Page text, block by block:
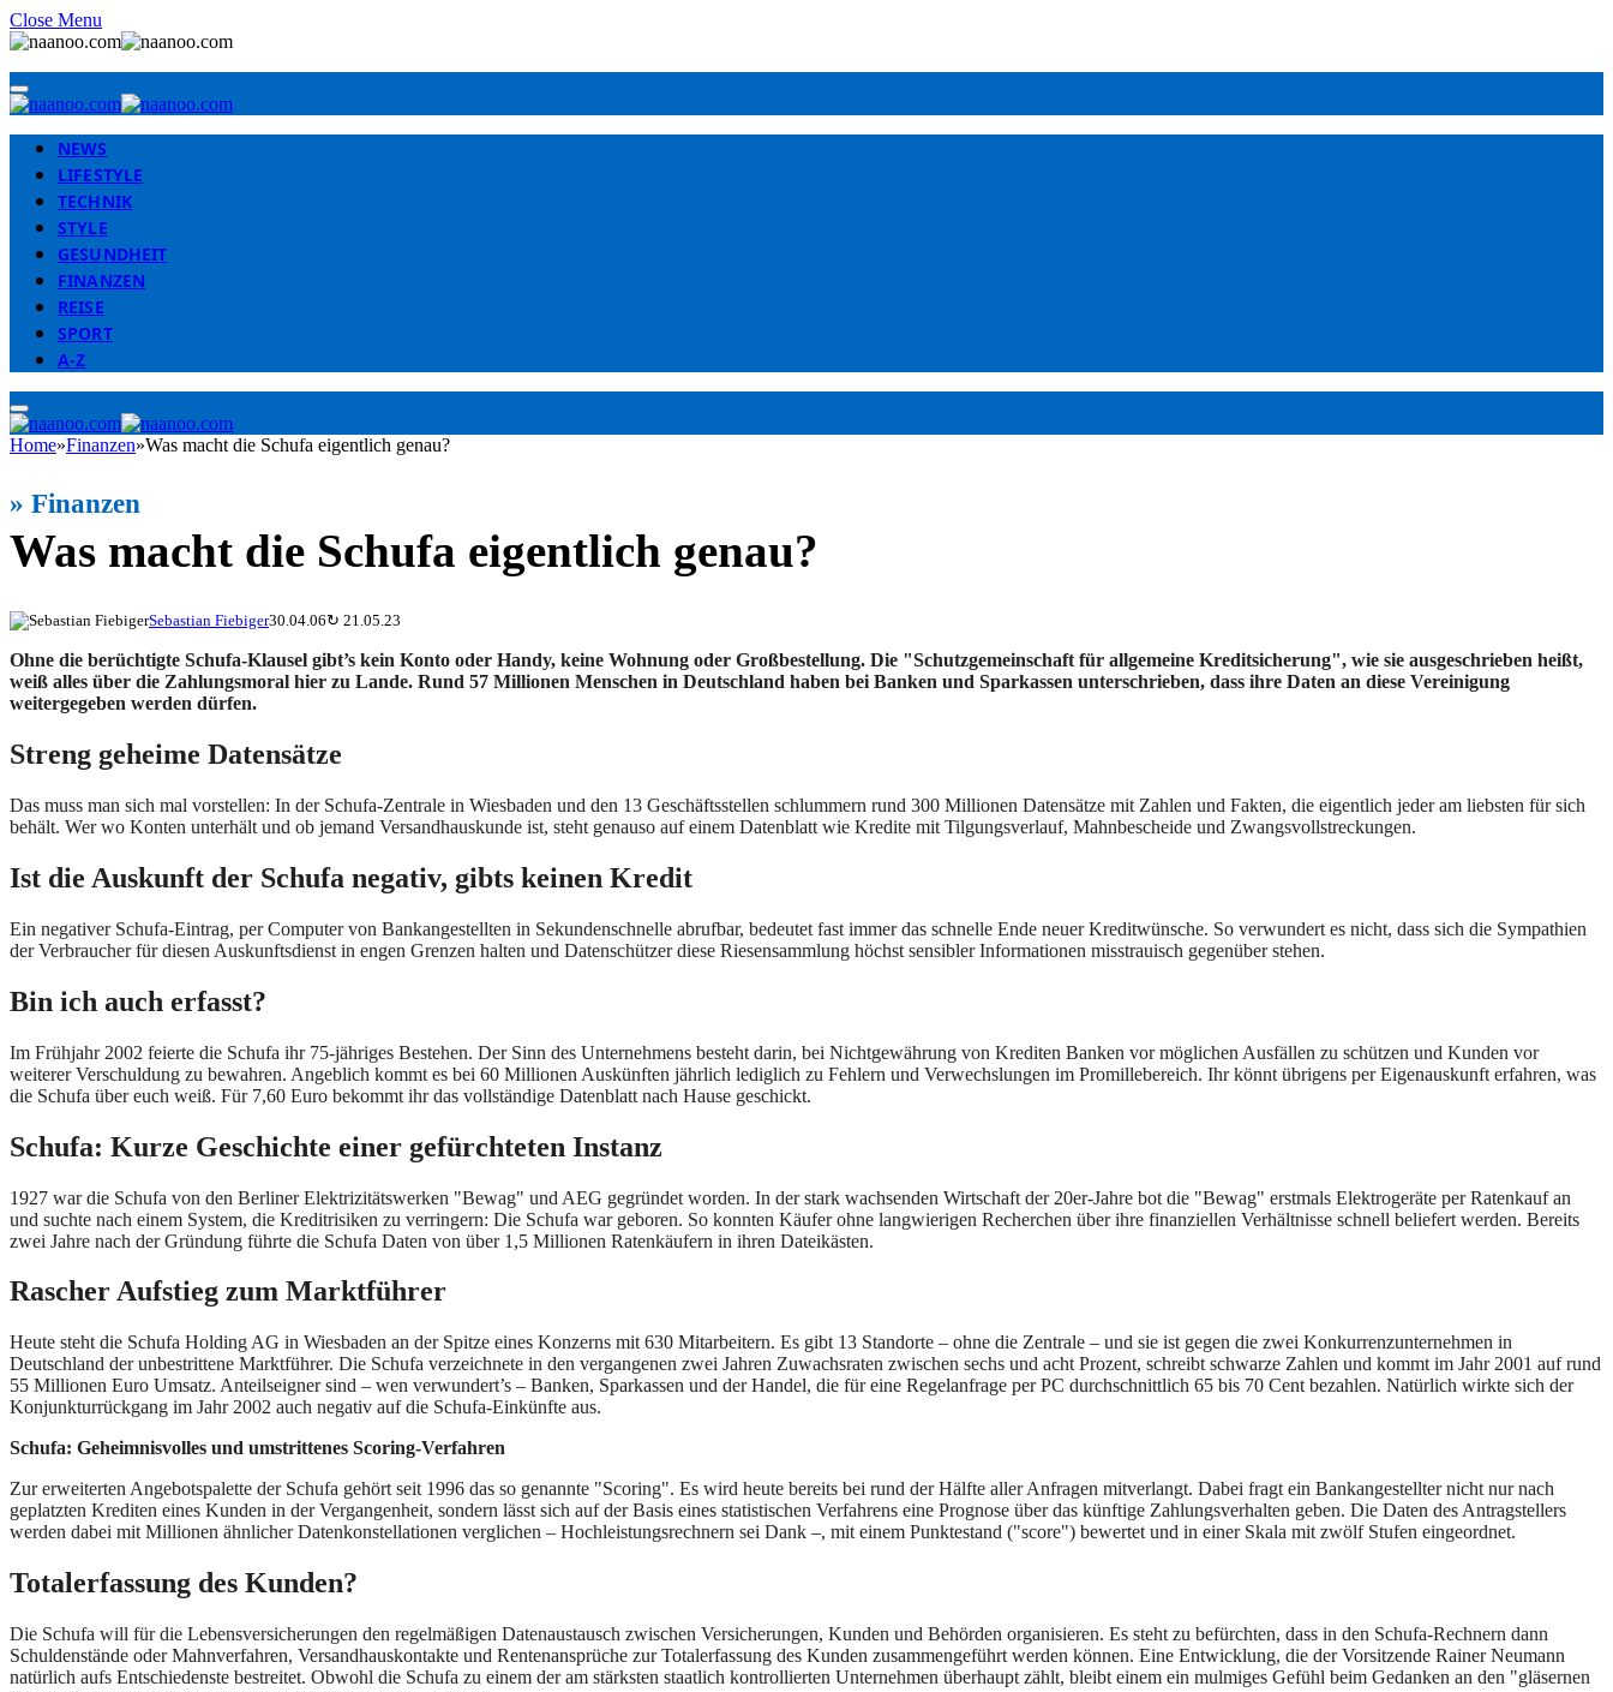
Close Menu
NEWS
LIFESTYLE
TECHNIK
STYLE
GESUNDHEIT
FINANZEN
REISE
SPORT
A-Z
Home»Finanzen»Was macht die Schufa eigentlich genau?
Was macht die Schufa eigentlich genau?
» Finanzen
Sebastian Fiebiger30.04.06↻ 21.05.23
Ohne die berüchtigte Schufa-Klausel gibt’s kein Konto oder Handy, keine Wohnung oder Großbestellung. Die "Schutzgemeinschaft für allgemeine Kreditsicherung", wie sie ausgeschrieben heißt,
weiß alles über die Zahlungsmoral hier zu Lande. Rund 57 Millionen Menschen in Deutschland haben bei Banken und Sparkassen unterschrieben, dass ihre Daten an diese Vereinigung
weitergegeben werden dürfen.
Streng geheime Datensätze
Das muss man sich mal vorstellen: In der Schufa-Zentrale in Wiesbaden und den 13 Geschäftsstellen schlummern rund 300 Millionen Datensätze mit Zahlen und Fakten, die eigentlich jeder am liebsten für sich
behält. Wer wo Konten unterhält und ob jemand Versandhauskunde ist, steht genauso auf einem Datenblatt wie Kredite mit Tilgungsverlauf, Mahnbescheide und Zwangsvollstreckungen.
Ist die Auskunft der Schufa negativ, gibts keinen Kredit
Ein negativer Schufa-Eintrag, per Computer von Bankangestellten in Sekundenschnelle abrufbar, bedeutet fast immer das schnelle Ende neuer Kreditwünsche. So verwundert es nicht, dass sich die Sympathien
der Verbraucher für diesen Auskunftsdienst in engen Grenzen halten und Datenschützer diese Riesensammlung höchst sensibler Informationen misstrauisch gegenüber stehen.
Bin ich auch erfasst?
Im Frühjahr 2002 feierte die Schufa ihr 75-jähriges Bestehen. Der Sinn des Unternehmens besteht darin, bei Nichtgewährung von Krediten Banken vor möglichen Ausfällen zu schützen und Kunden vor
weiterer Verschuldung zu bewahren. Angeblich kommt es bei 60 Millionen Auskünften jährlich lediglich zu Fehlern und Verwechslungen im Promillebereich. Ihr könnt übrigens per Eigenauskunft erfahren, was
die Schufa über euch weiß. Für 7,60 Euro bekommt ihr das vollständige Datenblatt nach Hause geschickt.
Schufa: Kurze Geschichte einer gefürchteten Instanz
1927 war die Schufa von den Berliner Elektrizitätswerken "Bewag" und AEG gegründet worden. In der stark wachsenden Wirtschaft der 20er-Jahre bot die "Bewag" erstmals Elektrogeräte per Ratenkauf an
und suchte nach einem System, die Kreditrisiken zu verringern: Die Schufa war geboren. So konnten Käufer ohne langwierigen Recherchen über ihre finanziellen Verhältnisse schnell beliefert werden. Bereits
zwei Jahre nach der Gründung führte die Schufa Daten von über 1,5 Millionen Ratenkäufern in ihren Dateikästen.
Rascher Aufstieg zum Marktführer
Heute steht die Schufa Holding AG in Wiesbaden an der Spitze eines Konzerns mit 630 Mitarbeitern. Es gibt 13 Standorte – ohne die Zentrale – und sie ist gegen die zwei Konkurrenzunternehmen in
Deutschland der unbestrittene Marktführer. Die Schufa verzeichnete in den vergangenen zwei Jahren Zuwachsraten zwischen sechs und acht Prozent, schreibt schwarze Zahlen und kommt im Jahr 2001 auf rund
55 Millionen Euro Umsatz. Anteilseigner sind – wen verwundert’s – Banken, Sparkassen und der Handel, die für eine Regelanfrage per PC durchschnittlich 65 bis 70 Cent bezahlen. Natürlich wirkte sich der
Konjunkturrückgang im Jahr 2002 auch negativ auf die Schufa-Einkünfte aus.
Schufa: Geheimnisvolles und umstrittenes Scoring-Verfahren
Zur erweiterten Angebotspalette der Schufa gehört seit 1996 das so genannte "Scoring". Es wird heute bereits bei rund der Hälfte aller Anfragen mitverlangt. Dabei fragt ein Bankangestellter nicht nur nach
geplatzten Krediten eines Kunden in der Vergangenheit, sondern lässt sich auf der Basis eines statistischen Verfahrens eine Prognose über das künftige Zahlungsverhalten geben. Die Daten des Antragstellers
werden dabei mit Millionen ähnlicher Datenkonstellationen verglichen – Hochleistungsrechnern sei Dank –, mit einem Punktestand ("score") bewertet und in einer Skala mit zwölf Stufen eingeordnet.
Totalerfassung des Kunden?
Die Schufa will für die Lebensversicherungen den regelmäßigen Datenaustausch zwischen Versicherungen, Kunden und Behörden organisieren. Es steht zu befürchten, dass in den Schufa-Rechnern dann
Schuldenstände oder Mahnverfahren, Versandhauskontakte und Rentenansprüche zur Totalerfassung des Kunden zusammengeführt werden können. Eine Entwicklung, die der Vorsitzende Rainer Neumann
natürlich aufs Entschiedenste bestreitet. Obwohl die Schufa zu einem der am stärksten staatlich kontrollierten Unternehmen überhaupt zählt, bleibt einem ein mulmiges Gefühl beim Gedanken an den "gläsernen